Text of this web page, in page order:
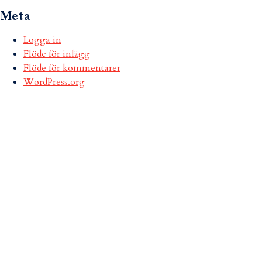
Meta
Logga in
Flöde för inlägg
Flöde för kommentarer
WordPress.org